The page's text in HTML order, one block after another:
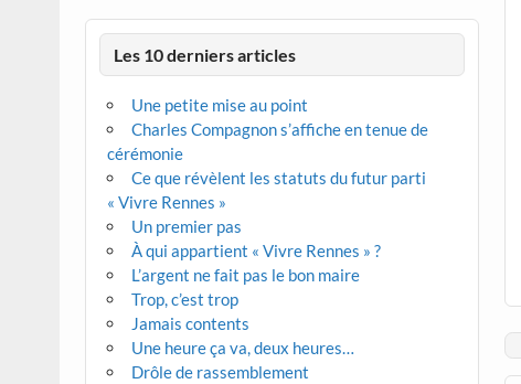
Les 10 derniers articles
Une petite mise au point
Charles Compagnon s’affiche en tenue de
cérémonie
Ce que révèlent les statuts du futur parti
« Vivre Rennes »
Un premier pas
À qui appartient « Vivre Rennes » ?
L’argent ne fait pas le bon maire
Trop, c’est trop
Jamais contents
Une heure ça va, deux heures…
Drôle de rassemblement